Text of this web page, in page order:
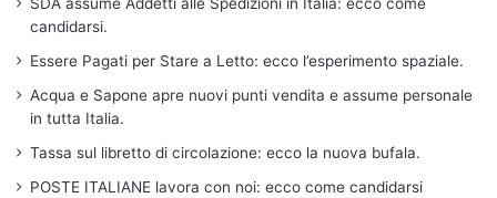
SDA assume Addetti alle Spedizioni in Italia: ecco come
candidarsi.
Essere Pagati per Stare a Letto: ecco l’esperimento spaziale.
Acqua e Sapone apre nuovi punti vendita e assume personale
in tutta Italia.
Tassa sul libretto di circolazione: ecco la nuova bufala.
POSTE ITALIANE lavora con noi: ecco come candidarsi